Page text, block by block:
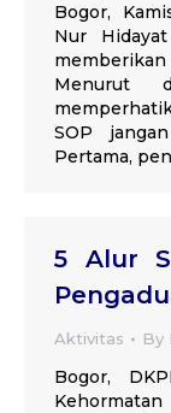
Bogor,
Nur
Menurut
SOP
Pertama,
5 Alur
Aktivitas By
Bogor,